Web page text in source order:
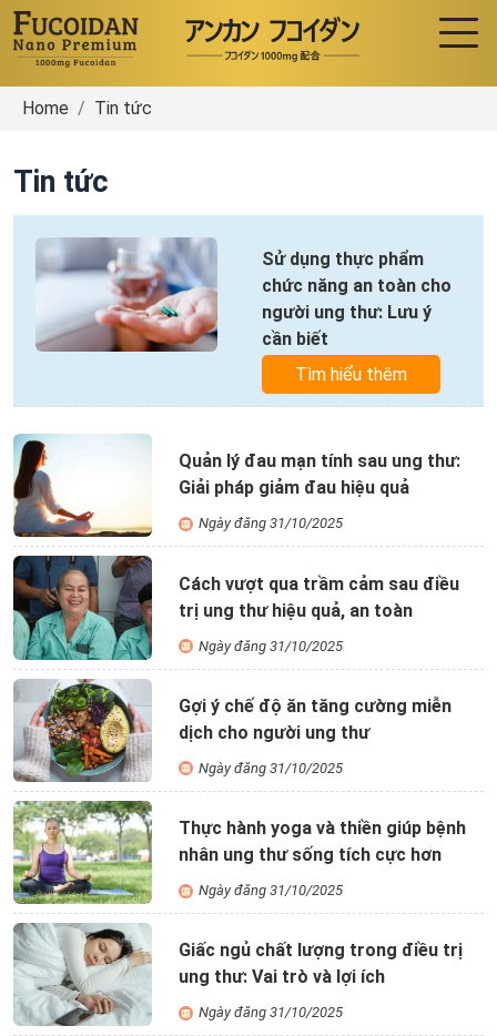
Home Tin tức
Tin tức
Sử dụng thực phẩm
chức năng an toàn cho
người ung thư: Lưu ý
cần biết
Tìm hiểu thêm
Quản lý đau mạn tính sau ung thư:
Giải pháp giảm đau hiệu quả
Ngày đăng 31/10/2025
Cách vượt qua trầm cảm sau điều
trị ung thư hiệu quả, an toàn
Ngày đăng 31/10/2025
Gợi ý chế độ ăn tăng cường miễn
dịch cho người ung thư
Ngày đăng 31/10/2025
Thực hành yoga và thiền giúp bệnh
nhân ung thư sống tích cực hơn
Ngày đăng 31/10/2025
Giấc ngủ chất lượng trong điều trị
ung thư: Vai trò và lợi ích
Ngày đăng 31/10/2025